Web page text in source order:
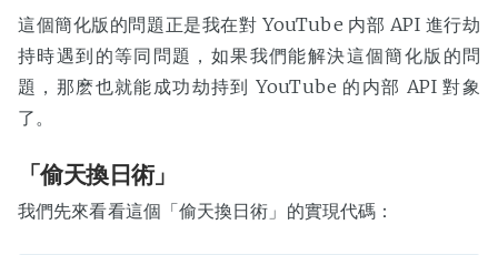
這個簡化版的問題正是我在對 YouTube 内部 API 進行劫
持時遇到的等同問題，如果我們能解決這個簡化版的問
題，那麽也就能成功劫持到 YouTube 的内部 API 對象
了。
「偷天換日術」
我們先來看看這個「偷天換日術」的實現代碼：